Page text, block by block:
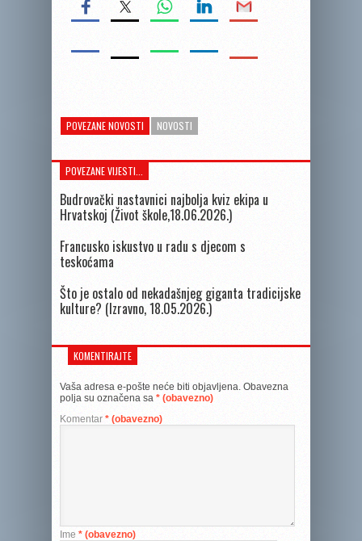
POVEZANE NOVOSTI NOVOSTI
POVEZANE VIJESTI...
Budrovački nastavnici najbolja kviz ekipa u
Hrvatskoj (Život škole,18.06.2026.)
Francusko iskustvo u radu s djecom s
teskoćama
Što je ostalo od nekadašnjeg giganta tradicijske
kulture? (Izravno, 18.05.2026.)
KOMENTIRAJTE
Vaša adresa e-pošte neće biti objavljena. Obavezna
polja su označena sa * (obavezno)
Komentar * (obavezno)
Ime * (obavezno)